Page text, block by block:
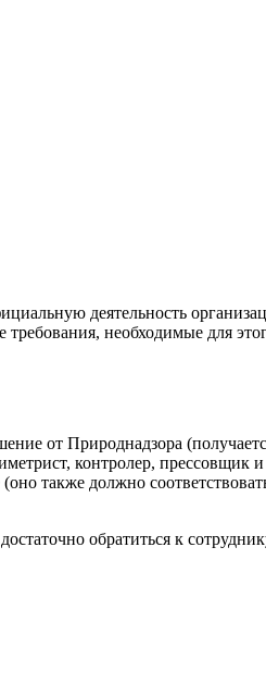
деятельность
необходимые для
от Природнадзора
контролер, прессовщик
также должно
обратиться к